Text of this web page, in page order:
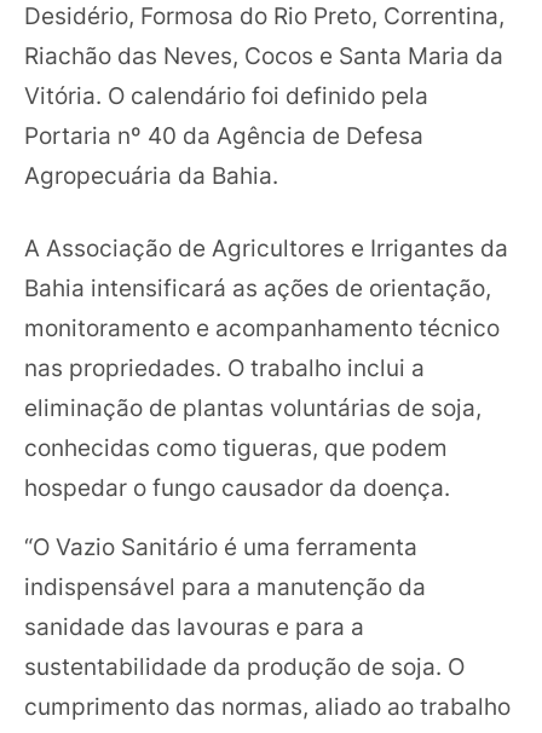
Desidério, Formosa do Rio Preto, Correntina,
Riachão das Neves, Cocos e Santa Maria da
Vitória. O calendário foi definido pela
Portaria nº 40 da Agência de Defesa
Agropecuária da Bahia.
A Associação de Agricultores e Irrigantes da
Bahia intensificará as ações de orientação,
monitoramento e acompanhamento técnico
nas propriedades. O trabalho inclui a
eliminação de plantas voluntárias de soja,
conhecidas como tigueras, que podem
hospedar o fungo causador da doença.
“O Vazio Sanitário é uma ferramenta
indispensável para a manutenção da
sanidade das lavouras e para a
sustentabilidade da produção de soja. O
cumprimento das normas, aliado ao trabalho